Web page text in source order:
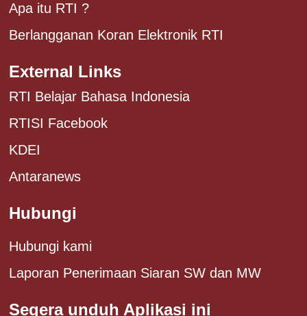
Apa itu RTI ?
Berlangganan Koran Elektronik RTI
External Links
RTI Belajar Bahasa Indonesia
RTISI Facebook
KDEI
Antaranews
Hubungi
Hubungi kami
Laporan Penerimaan Siaran SW dan MW
Segera unduh Aplikasi ini